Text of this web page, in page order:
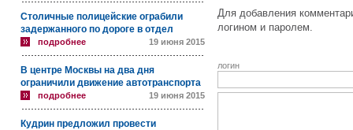
Столичные полицейские ограбили
задержанного по дороге в отдел
подробнее 19 июня 2015
В центре Москвы на два дня
ограничили движение автотранспорта
подробнее 19 июня 2015
Кудрин предложил провести
Для добавления
логином и паролем.
логин